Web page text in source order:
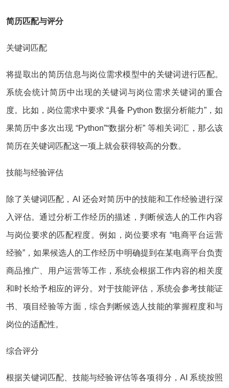
简历匹配与评分
关键词匹配
将提取出的简历信息与岗位需求模型中的关键词进行匹配。
系统会统计简历中出现的关键词与岗位需求关键词的重合
度。比如，岗位需求中要求 “具备 Python 数据分析能力”，如
果简历中多次出现 “Python”“数据分析” 等相关词汇，那么该
简历在关键词匹配这一项上就会获得较高的分数。
技能与经验评估
除了关键词匹配，AI 还会对简历中的技能和工作经验进行深
入评估。通过分析工作经历的描述，判断候选人的工作内容
与岗位要求的匹配程度。例如，岗位要求有 “电商平台运营
经验”，如果候选人的工作经历中明确提到在某电商平台负责
商品推广、用户运营等工作，系统会根据工作内容的相关度
和时长给予相应的评分。对于技能评估，系统会参考技能证
书、项目经验等方面，综合判断候选人技能的掌握程度和与
岗位的适配性。
综合评分
根据关键词匹配、技能与经验评估等各项得分，AI 系统按照